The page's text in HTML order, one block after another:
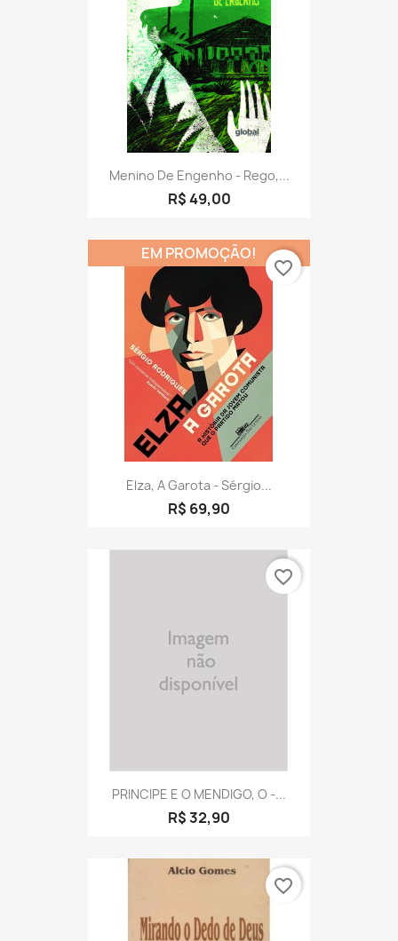
Menino De Engenho - Rego,...
R$ 49,00
Elza, A Garota - Sérgio...
R$ 69,90
EM PROMOÇÃO!
favorite_border
PRINCIPE E O MENDIGO, O -...
R$ 32,90
favorite_border
favorite_border